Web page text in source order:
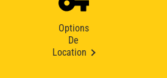
Options
De
Location